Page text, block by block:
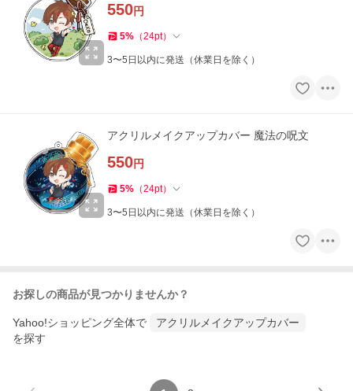
550円
5% （24pt）
3〜5日以内に発送（休業日を除く）
アクリルメイクアップカバー 魔法の呪文
550円
5% （24pt）
3〜5日以内に発送（休業日を除く）
お探しの商品が見つかりませんか？
Yahoo!ショッピング全体で
アクリルメイクアップカバー
を探す